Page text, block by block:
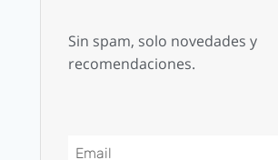
Sin spam, solo novedades y
recomendaciones.